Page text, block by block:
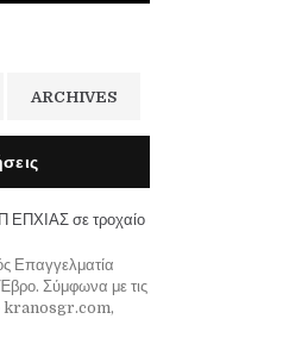
ARCHIVES
σε τροχαίο
Επαγγελματία
Σύμφωνα με τις
kranosgr.com,